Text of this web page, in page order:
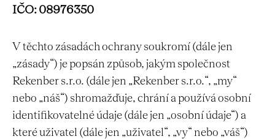
IČO: 08976350
V těchto zásadách ochrany soukromí (dále jen
„zásady“) je popsán způsob, jakým společnost
Rekenber s.r.o. (dále jen „Rekenber s.r.o.“, „my“
nebo „náš“) shromažďuje, chrání a používá osobní
identifikovatelné údaje (dále jen „osobní údaje“) a
které uživatel (dále jen „uživatel“, „vy“ nebo „váš“)